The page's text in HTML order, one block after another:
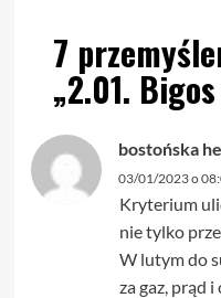
7
„2.01.
bostońska
03/01/2023 o
Kryterium
nie tylko
W lutym do
za gaz, prąd